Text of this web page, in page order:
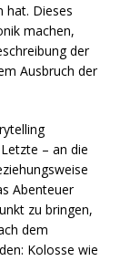
hat. Dieses
machen,
der
Ausbruch der
– an die
Abenteuer
zu bringen,
dem
Kolosse wie